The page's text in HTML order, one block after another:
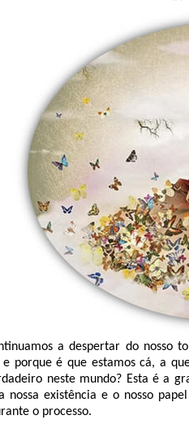
a despertar do nosso
e porque é que estamos cá, a
neste mundo? Esta é a
nossa existência e o nosso
o processo.